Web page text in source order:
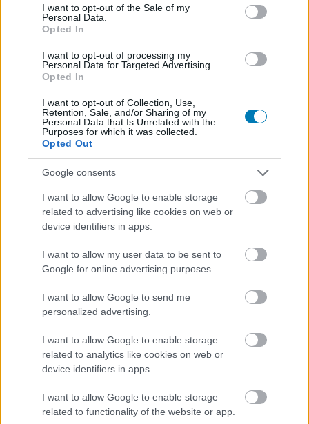
consent section.
I want to opt-out of the Sale of my
Personal Data.
Opted In
I want to opt-out of processing my
Personal Data for Targeted Advertising.
Opted In
I want to opt-out of Collection, Use,
Retention, Sale, and/or Sharing of my
Personal Data that Is Unrelated with the
Purposes for which it was collected.
Opted Out
Google consents
I want to allow Google to enable storage
related to advertising like cookies on web or
device identifiers in apps.
I want to allow my user data to be sent to
Google for online advertising purposes.
I want to allow Google to send me
personalized advertising.
I want to allow Google to enable storage
related to analytics like cookies on web or
device identifiers in apps.
I want to allow Google to enable storage
related to functionality of the website or app.
Van itt minden az utcai versenyzéstől a Steam
Deck-támogatáson át a Friend Passig.
Unmute Loaded:
21.65%
Ha esetleg amiatt aggódtak a The Crew Motorfest
rajongói, hogy a Ubisoft két évvel a megjelenés után
berekeszti a nyitott világú autós játék tartalmi
támogatását, nyugodtan félretehetik kétségeiket, mert a
kiadó újfent megerősítette, hogy a későbbiekben is
elrajtolt 8. szezon vezeti fel, amely az utcai versenyzés
vad világát, mélyebb testreszabási lehetőségeket és a
legendás BMW M márka örökségét hozza el.
Az új frissítés már elérhető PlayStationön, Xboxon, PC-n,
A fejlesztőcsapat, a Ubisoft Ivory Tower a 2025-ös The
Crew Showcase-en mutatta be az idei újdonságokat,
amelyek az eddigi legautentikusabb "underground"
hangulatot ígérik.
A szezon középpontjában a Street Riders Playlist áll,